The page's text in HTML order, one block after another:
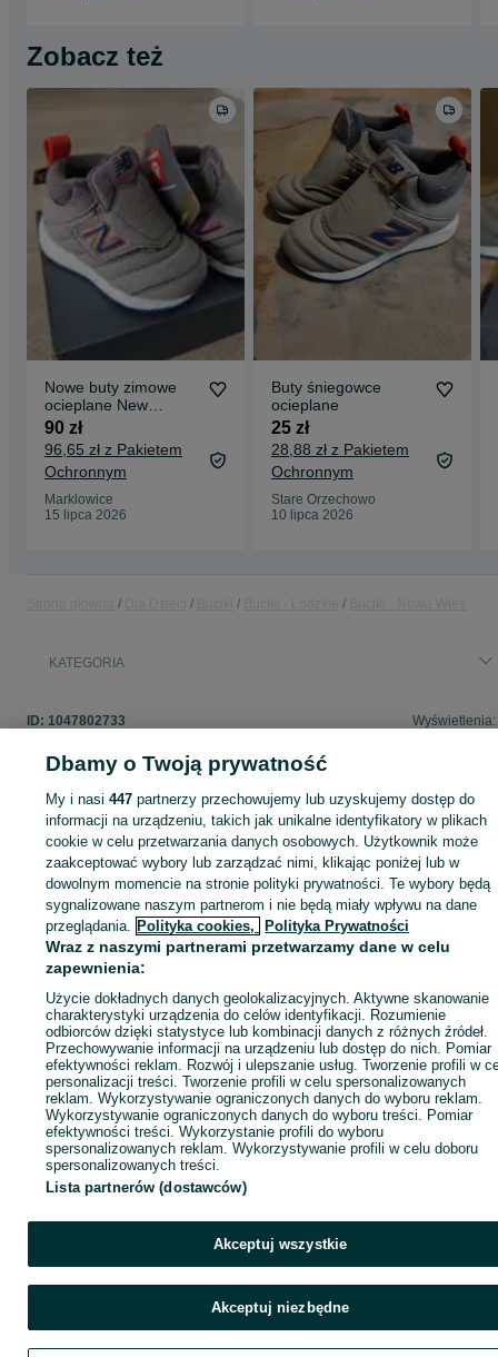
Zobacz też
Nowe buty zimowe
ocieplane New
Balance rozmiar 20
90 zł
96,65 zł z Pakietem
Ochronnym
Marklowice
15 lipca 2026
Buty śniegowce
ocieplane
25 zł
28,88 zł z Pakietem
Ochronnym
Stare Orzechowo
10 lipca 2026
KATEGORIA
ID: 1047802733 Wyświetlenia:
Zaloguj się lub załóż konto na OLX, aby skontaktować się z
sprzedającym
Zaloguj się / Załóż konto
Dbamy o Twoją prywatność
My i nasi447 partnerzy przechowujemy lub uzyskujemy dostęp do
informacji na urządzeniu, takich jak unikalne identyfikatory w plikach
cookie w celu przetwarzania danych osobowych. Użytkownik może
zaakceptować wybory lub zarządzać nimi, klikając poniżej lub w
dowolnym momencie na stronie polityki prywatności. Te wybory będą
sygnalizowane naszym partnerom i nie będą miały wpływu na dane
przeglądania. Polityka cookies, Polityka Prywatności
Wraz z naszymi partnerami przetwarzamy dane w celu
zapewnienia:
Użycie dokładnych danych geolokalizacyjnych. Aktywne skanowanie
charakterystyki urządzenia do celów identyfikacji. Rozumienie
odbiorców dzięki statystyce lub kombinacji danych z różnych źródeł.
Przechowywanie informacji na urządzeniu lub dostęp do nich. Pomiar
efektywności reklam. Rozwój i ulepszanie usług. Tworzenie profili w
personalizacji treści. Tworzenie profili w celu spersonalizowanych
reklam. Wykorzystywanie ograniczonych danych do wyboru reklam.
Wykorzystywanie ograniczonych danych do wyboru treści. Pomiar
efektywności treści. Wykorzystanie profili do wyboru
spersonalizowanych reklam. Wykorzystywanie profili w celu doboru
spersonalizowanych treści.
Lista partnerów (dostawców)
Akceptuj wszystkie
Akceptuj niezbędne